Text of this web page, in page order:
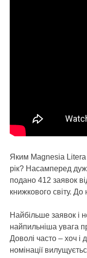
Яким Magnesia Litera
рік? Насамперед
подано 412 заявок
книжкового світу. До
Найбільше заявок і
найпильніша увага
Доволі часто – хоч і
номінації